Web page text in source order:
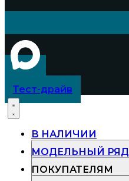
Тест-драйв
В НАЛИЧИИ
МОДЕЛЬНЫЙ РЯД
ПОКУПАТЕЛЯМ